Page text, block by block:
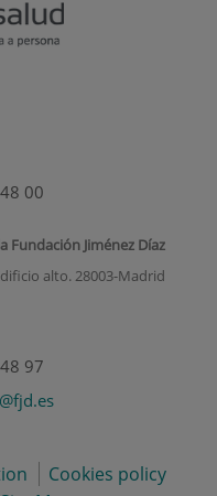
00
Jiménez Díaz
alto. 28003-Madrid
97
Cookies policy